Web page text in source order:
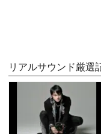
リアルサウンド厳選